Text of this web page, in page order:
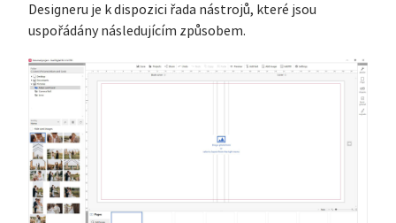
Designeru je k dispozici řada nástrojů, které jsou
uspořádány následujícím způsobem.